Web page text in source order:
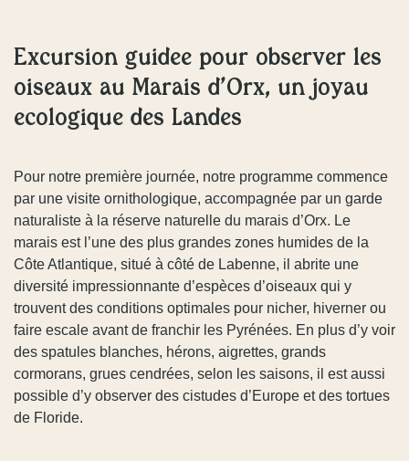
Excursion guidée pour observer les
oiseaux au Marais d’Orx, un joyau
écologique des Landes
Pour notre première journée, notre programme commence
par une visite ornithologique, accompagnée par un garde
naturaliste à la réserve naturelle du marais d’Orx. Le
marais est l’une des plus grandes zones humides de la
Côte Atlantique, situé à côté de Labenne, il abrite une
diversité impressionnante d’espèces d’oiseaux qui y
trouvent des conditions optimales pour nicher, hiverner ou
faire escale avant de franchir les Pyrénées. En plus d’y voir
des spatules blanches, hérons, aigrettes, grands
cormorans, grues cendrées, selon les saisons, il est aussi
possible d’y observer des cistudes d’Europe et des tortues
de Floride.